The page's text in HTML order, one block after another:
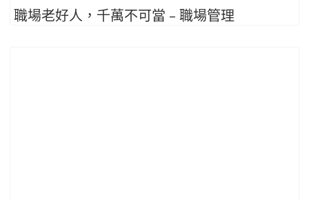
職場老好人，千萬不可當 – 職場管理